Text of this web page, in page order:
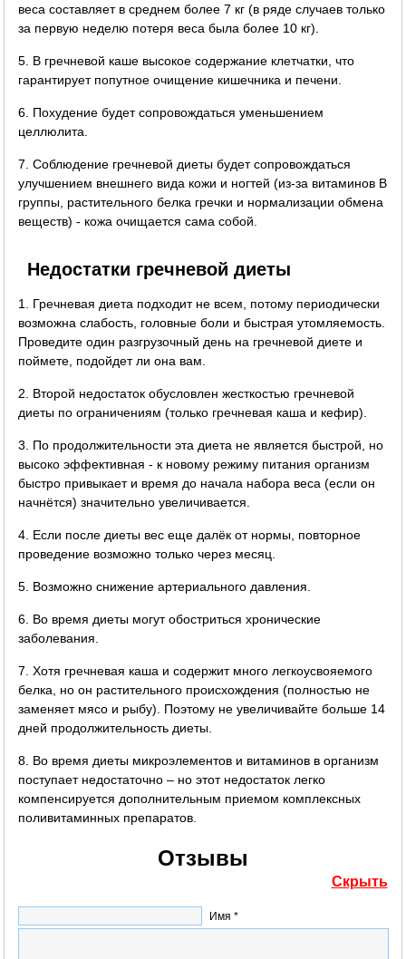
веса составляет в среднем более 7 кг (в ряде случаев только
за первую неделю потеря веса была более 10 кг).
5. В гречневой каше высокое содержание клетчатки, что
гарантирует попутное очищение кишечника и печени.
6. Похудение будет сопровождаться уменьшением
целлюлита.
7. Соблюдение гречневой диеты будет сопровождаться
улучшением внешнего вида кожи и ногтей (из-за витаминов B
группы, растительного белка гречки и нормализации обмена
веществ) - кожа очищается сама собой.
Недостатки гречневой диеты
1. Гречневая диета подходит не всем, потому периодически
возможна слабость, головные боли и быстрая утомляемость.
Проведите один разгрузочный день на гречневой диете и
поймете, подойдет ли она вам.
2. Второй недостаток обусловлен жесткостью гречневой
диеты по ограничениям (только гречневая каша и кефир).
3. По продолжительности эта диета не является быстрой, но
высоко эффективная - к новому режиму питания организм
быстро привыкает и время до начала набора веса (если он
начнётся) значительно увеличивается.
4. Если после диеты вес еще далёк от нормы, повторное
проведение возможно только через месяц.
5. Возможно снижение артериального давления.
6. Во время диеты могут обостриться хронические
заболевания.
7. Хотя гречневая каша и содержит много легкоусвояемого
белка, но он растительного происхождения (полностью не
заменяет мясо и рыбу). Поэтому не увеличивайте больше 14
дней продолжительность диеты.
8. Во время диеты микроэлементов и витаминов в организм
поступает недостаточно – но этот недостаток легко
компенсируется дополнительным приемом комплексных
поливитаминных препаратов.
Отзывы
Скрыть
Имя *